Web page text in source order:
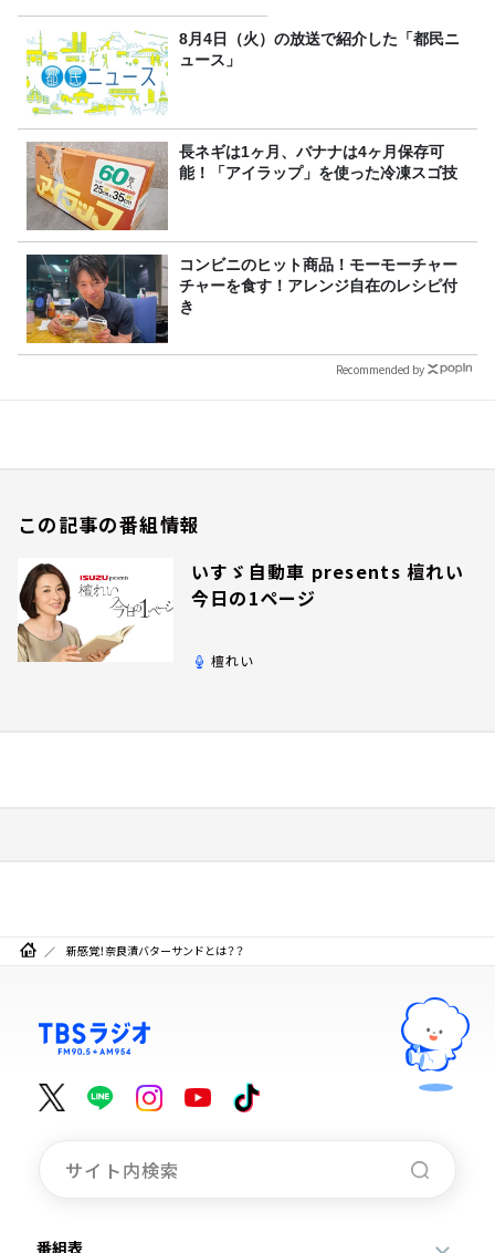
8月4日（火）の放送で紹介した「都民ニ
ュース」
長ネギは1ヶ月、バナナは4ヶ月保存可
能！「アイラップ」を使った冷凍スゴ技
コンビニのヒット商品！モーモーチャー
チャーを食す！アレンジ自在のレシピ付
き
Recommended by
この記事の番組情報
いすゞ自動車 presents 檀れい
今日の1ページ
檀れい
新感覚！奈良漬バターサンドとは？？
番組表